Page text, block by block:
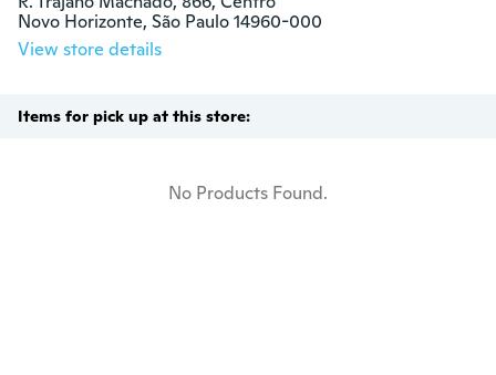
Novo Horizonte, São Paulo 14960-000
View store details
Items for pick up at this store:
No Products Found.